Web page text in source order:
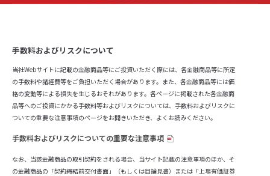
手数料およびリスクについて
当社Webサイトに記載の金融商品等にご投資いただく際には、各金融商品等に所定
の手数料や諸経費等をご負担いただく場合があります。また、各金融商品等には価
格の変動等による損失を生じるおそれがあります。各ページに掲載された各金融商
品等へのご投資にかかる手数料等およびリスクについては、手数料およびリスクに
ついての重要な注意事項のページをお開きいただき、よくお読みください。
手数料およびリスクについての重要な注意事項
なお、当該金融商品の取引契約をされる場合、当サイト記載の注意事項のほか、そ
の金融商品の「契約締結前交付書面」（もしくは目論見書）または「上場有価証券